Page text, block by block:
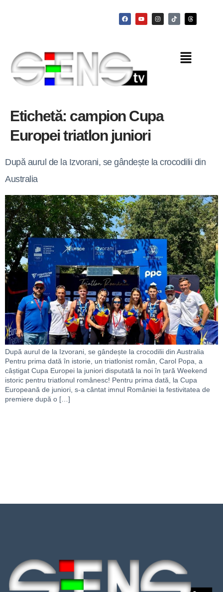
Etichetă: campion Cupa
Europei triatlon juniori
După aurul de la Izvorani, se gândește la crocodilii din
Australia
După aurul de la Izvorani, se gândește la crocodilii din Australia
Pentru prima dată în istorie, un triatlonist român, Carol Popa, a
câștigat Cupa Europei la juniori disputată la noi în țară Weekend
istoric pentru triatlonul românesc! Pentru prima dată, la Cupa
Europeană de juniori, s-a cântat imnul României la festivitatea de
premiere după o […]